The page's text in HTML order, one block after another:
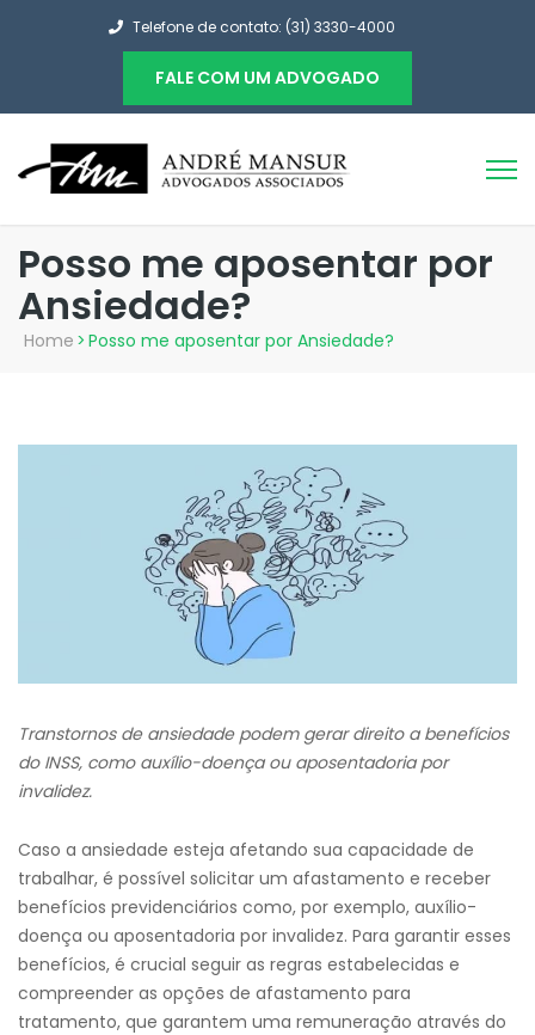
Telefone de contato: (31) 3330-4000
FALE COM UM ADVOGADO
Posso me aposentar por
Ansiedade?
Home > Posso me aposentar por Ansiedade?
Transtornos de ansiedade podem gerar direito a benefícios
do INSS, como auxílio-doença ou aposentadoria por
invalidez.
Caso a ansiedade esteja afetando sua capacidade de
trabalhar, é possível solicitar um afastamento e receber
benefícios previdenciários como, por exemplo, auxílio-
doença ou aposentadoria por invalidez. Para garantir esses
benefícios, é crucial seguir as regras estabelecidas e
compreender as opções de afastamento para
tratamento, que garantem uma remuneração através do